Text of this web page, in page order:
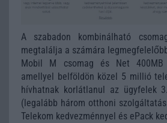
A szabadon kombinálható
megtalálja a számára
Mobil M csomag és Net 400MB
amellyel belföldön közel 5 millió
hívhatnak korlátlanul az ügyfelek
(legalább három otthoni
Telekom kedvezménnyel és ePack